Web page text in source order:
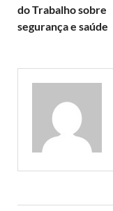
do Trabalho sobre
segurança e saúde